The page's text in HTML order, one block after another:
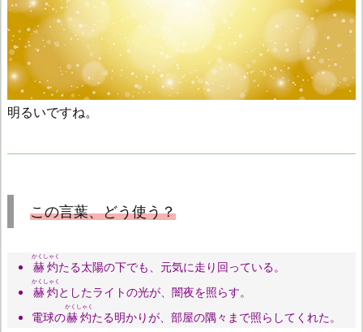
明るいですね。
この言葉、どう使う？
赫灼
かくしゃく
たる太陽の下でも、元気に走り回っている。
赫灼
かくしゃく
としたライトの光が、闇夜を照らす。
電球の赫灼
かくしゃく
たる明かりが、部屋の隅々まで照らしてくれた。